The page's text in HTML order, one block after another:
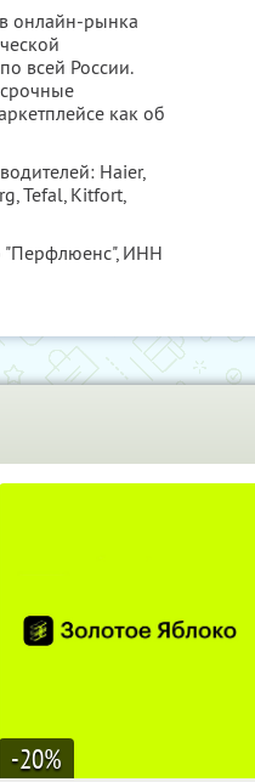
онлайн-рынка
всей России.
как об
Haier,
Tefal, Kitfort,
"Перфлюенс", ИНН
-20%